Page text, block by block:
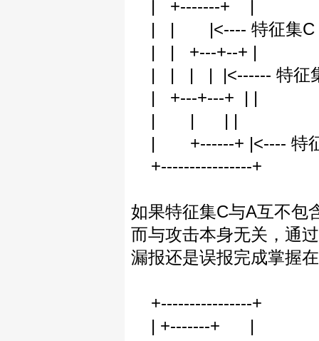
| +-------+ |
| | |<---- 特征集C：
| | +---+--+ |
| | | | |<------ 特征集A
| +---+---+ | |
| | | |
| +------+ |<---- 特征
+----------------+
如果特征集C与A互不包
而与攻击本身无关，通
漏报还是误报完成掌握
+----------------+
| +-------+ |